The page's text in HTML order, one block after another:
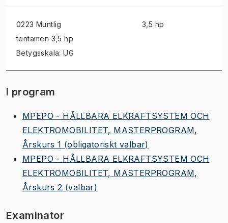
0223 Muntlig
tentamen 3,5 hp
Betygsskala: UG
3,5 hp
I program
MPEPO - HÅLLBARA ELKRAFTSYSTEM OCH
ELEKTROMOBILITET, MASTERPROGRAM,
Årskurs 1 (obligatoriskt valbar)
MPEPO - HÅLLBARA ELKRAFTSYSTEM OCH
ELEKTROMOBILITET, MASTERPROGRAM,
Årskurs 2 (valbar)
Examinator